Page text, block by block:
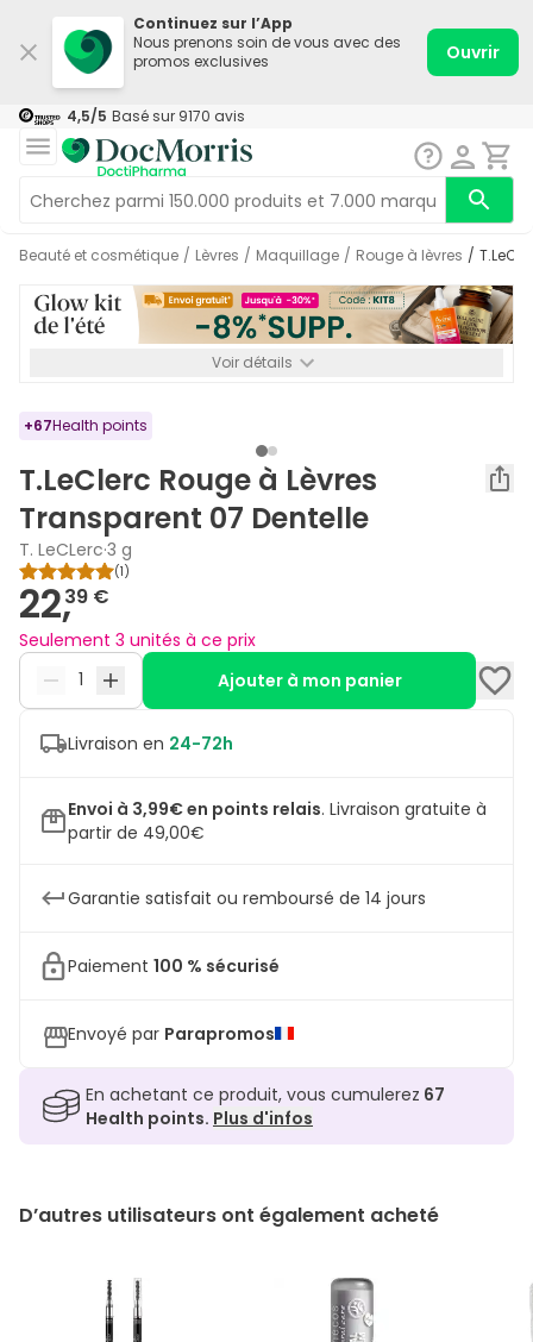
Continuez sur l’App
Nous prenons soin de vous avec des
promos exclusives
Ouvrir
4,5/5 Basé sur 9170 avis
Beauté et cosmétique / Lèvres / Maquillage / Rouge à lèvres /
Voir détails
+67Health points
T.LeClerc Rouge à Lèvres
Transparent 07 Dentelle
T. LeCLerc·3 g
(1)
22,39 €
Seulement 3 unités à ce prix
Ajouter à mon panier
Livraison en 24-72h
Envoi à 3,99€ en points relais. Livraison gratuite à
partir de 49,00€
Garantie satisfait ou remboursé de 14 jours
Paiement 100 % sécurisé
Envoyé par Parapromos
En achetant ce produit, vous cumulerez 67
Health points. Plus d'infos
D’autres utilisateurs ont également acheté